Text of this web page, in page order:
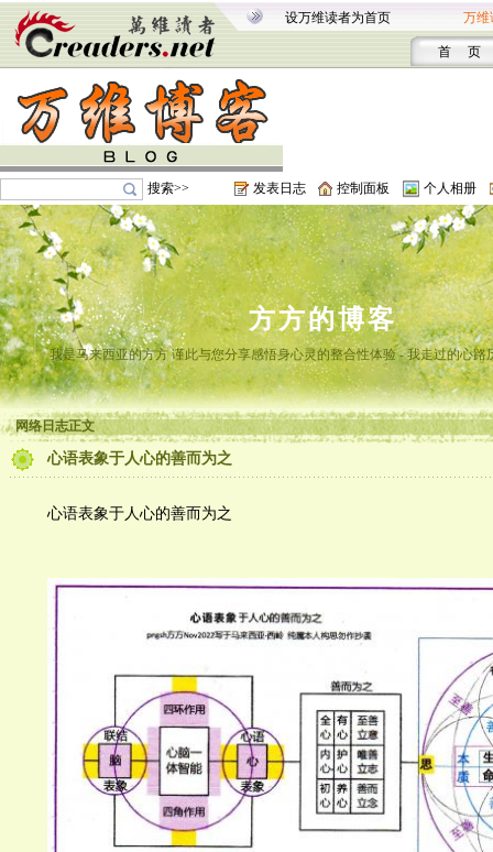
设万维读者为首页 万维
首 页
搜索>> 发表日志 控制面板 个人相册
方方的博客
我是马来西亚的方方 谨此与您分享感悟身心灵的整合性体验 - 我走过的心路
网络日志正文
心语表象于人心的善而为之
心语表象于人心的善而为之